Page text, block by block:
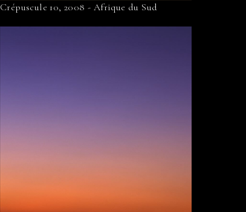
Crépuscule 10, 2008 - Afrique du Sud